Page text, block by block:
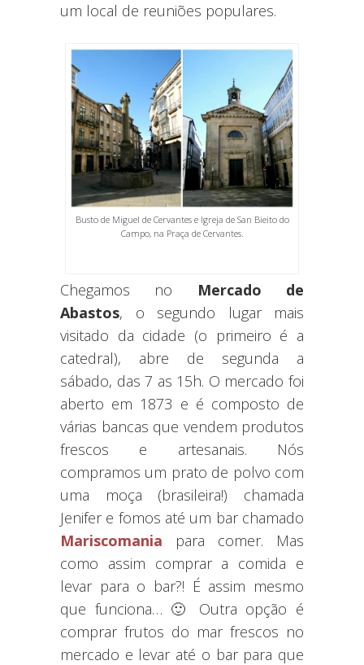
um local de reuniões populares.
Busto de Miguel de Cervantes e Igreja de San Bieito do
Campo, na Praça de Cervantes.
Chegamos no Mercado de
Abastos, o segundo lugar mais
visitado da cidade (o primeiro é a
catedral), abre de segunda a
sábado, das 7 as 15h. O mercado foi
aberto em 1873 e é composto de
várias bancas que vendem produtos
frescos e artesanais. Nós
compramos um prato de polvo com
uma moça (brasileira!) chamada
Jenifer e fomos até um bar chamado
Mariscomania para comer. Mas
como assim comprar a comida e
levar para o bar?! É assim mesmo
que funciona… 🙂 Outra opção é
comprar frutos do mar frescos no
mercado e levar até o bar para que